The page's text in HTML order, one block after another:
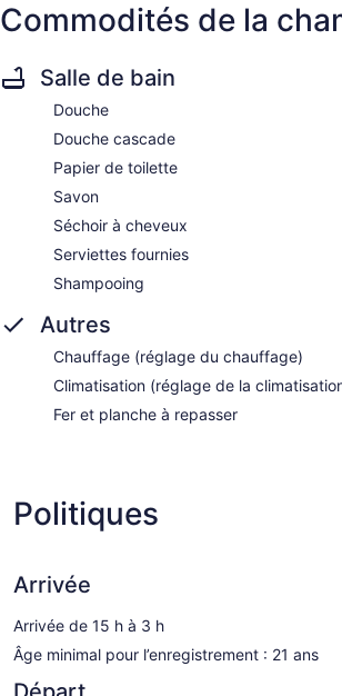
Commodités de la
Salle de bain
Douche
Douche cascade
Papier de toilette
Savon
Séchoir à cheveux
Serviettes fournies
Shampooing
Autres
Chauffage (réglage du chauffage)
Climatisation (réglage de la
Fer et planche à repasser
Politiques
Arrivée
Arrivée de 15 h à 3 h
Âge minimal pour l’enregistrement : 21 ans